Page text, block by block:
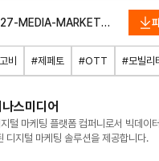
MEDIA-MARKET-
비 #제페토 #OTT #모빌리
스미디어
털 마케팅 플랫폼 컴퍼니로서 빅데이
디지털 마케팅 솔루션을 제공합니다.